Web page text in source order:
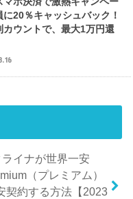
に20％キャッシュバック！
カウントで、最大1万円還
ライナが世界一安
（プレミアム）
契約する方法【2023